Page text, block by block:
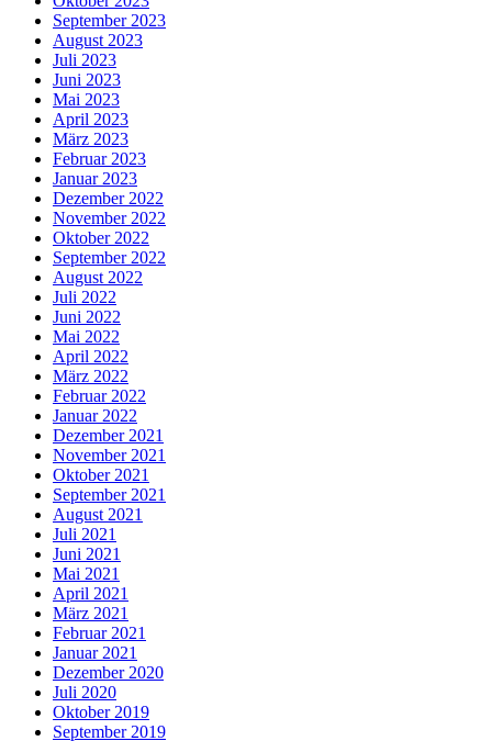
September 2023
August 2023
Juli 2023
Juni 2023
Mai 2023
April 2023
März 2023
Februar 2023
Januar 2023
Dezember 2022
November 2022
Oktober 2022
September 2022
August 2022
Juli 2022
Juni 2022
Mai 2022
April 2022
März 2022
Februar 2022
Januar 2022
Dezember 2021
November 2021
Oktober 2021
September 2021
August 2021
Juli 2021
Juni 2021
Mai 2021
April 2021
März 2021
Februar 2021
Januar 2021
Dezember 2020
Juli 2020
Oktober 2019
September 2019